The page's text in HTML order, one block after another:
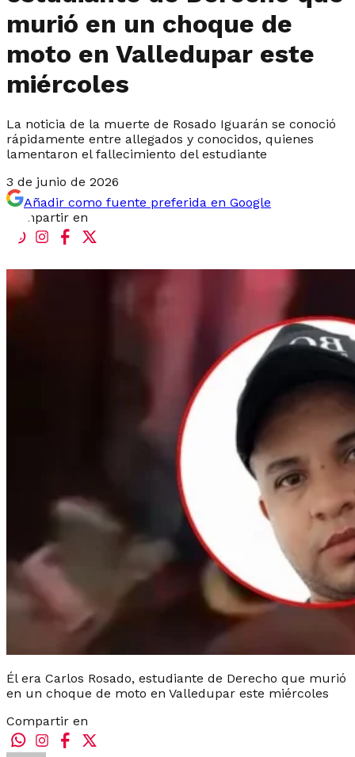
murió en un choque de
moto en Valledupar este
miércoles
La noticia de la muerte de Rosado Iguarán se conoció
rápidamente entre allegados y conocidos, quienes
lamentaron el fallecimiento del estudiante
3 de junio de 2026
Añadir como fuente preferida en Google
Compartir en
Él era Carlos Rosado, estudiante de Derecho que murió
en un choque de moto en Valledupar este miércoles
Compartir en